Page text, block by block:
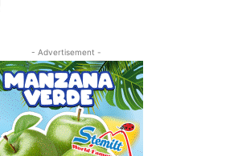
- Advertisement -